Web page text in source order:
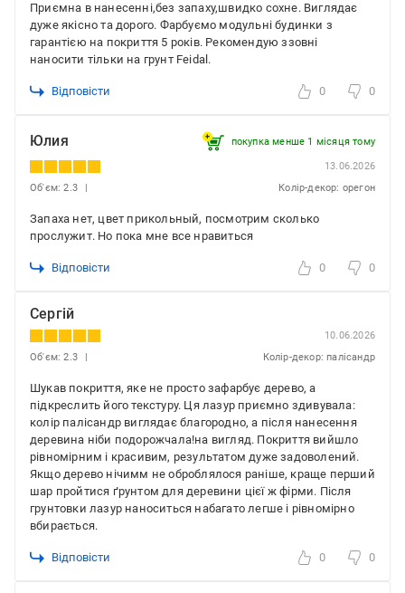
Приємна в нанесенні,без запаху,швидко сохне. Виглядає
дуже якісно та дорого. Фарбуємо модульні будинки з
гарантією на покриття 5 років. Рекомендую ззовні
наносити тільки на грунт Feidal.
Відповісти 0 0
Юлия покупка менше 1 місяця томy
13.06.2026
Об'єм: 2.3
Колір-декор: орегон
Запаха нет, цвет прикольный, посмотрим сколько
прослужит. Но пока мне все нравиться
Відповісти 0 0
Сергій
10.06.2026
Об'єм: 2.3
Колір-декор: палісандр
Шукав покриття, яке не просто зафарбує дерево, а
підкреслить його текстуру. Ця лазур приємно здивувала:
колір палісандр виглядає благородно, а після нанесення
деревина ніби подорожчала!на вигляд. Покриття вийшло
рівномірним і красивим, результатом дуже задоволений.
Якщо дерево нічимм не оброблялося раніше, краще перший
шар пройтися ґрунтом для деревини цієї ж фірми. Після
грунтовки лазур наноситься набагато легше і рівномірно
вбирається.
Відповісти 0 0